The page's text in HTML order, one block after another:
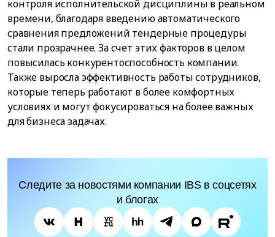
контроля исполнительской дисциплины в реальном
времени, благодаря введению автоматического
сравнения предложений тендерные процедуры
стали прозрачнее. За счет этих факторов в целом
повысилась конкурентоспособность компании.
Также выросла эффективность работы сотрудников,
которые теперь работают в более комфортных
условиях и могут фокусироваться на более важных
для бизнеса задачах.
Следите за новостями компании IBS в соцсетях
и блогах